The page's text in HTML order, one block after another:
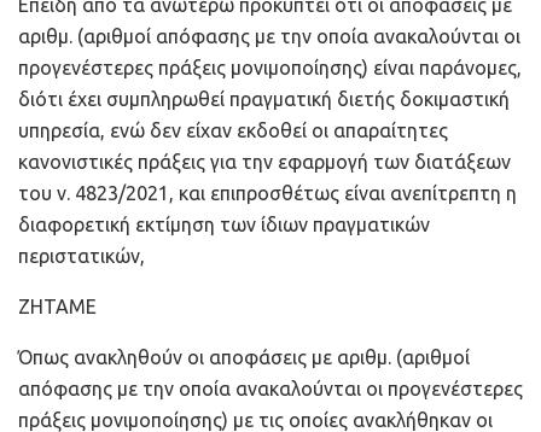
αριθμ. (αριθμοί απόφασης με την οποία ανακαλούνται οι
προγενέστερες πράξεις μονιμοποίησης) είναι παράνομες,
διότι έχει συμπληρωθεί πραγματική διετής δοκιμαστική
υπηρεσία, ενώ δεν είχαν εκδοθεί οι απαραίτητες
κανονιστικές πράξεις για την εφαρμογή των διατάξεων
του ν. 4823/2021, και επιπροσθέτως είναι ανεπίτρεπτη η
διαφορετική εκτίμηση των ίδιων πραγματικών
περιστατικών,
ΖΗΤΑΜΕ
Όπως ανακληθούν οι αποφάσεις με αριθμ. (αριθμοί
απόφασης με την οποία ανακαλούνται οι προγενέστερες
πράξεις μονιμοποίησης) με τις οποίες ανακλήθηκαν οι